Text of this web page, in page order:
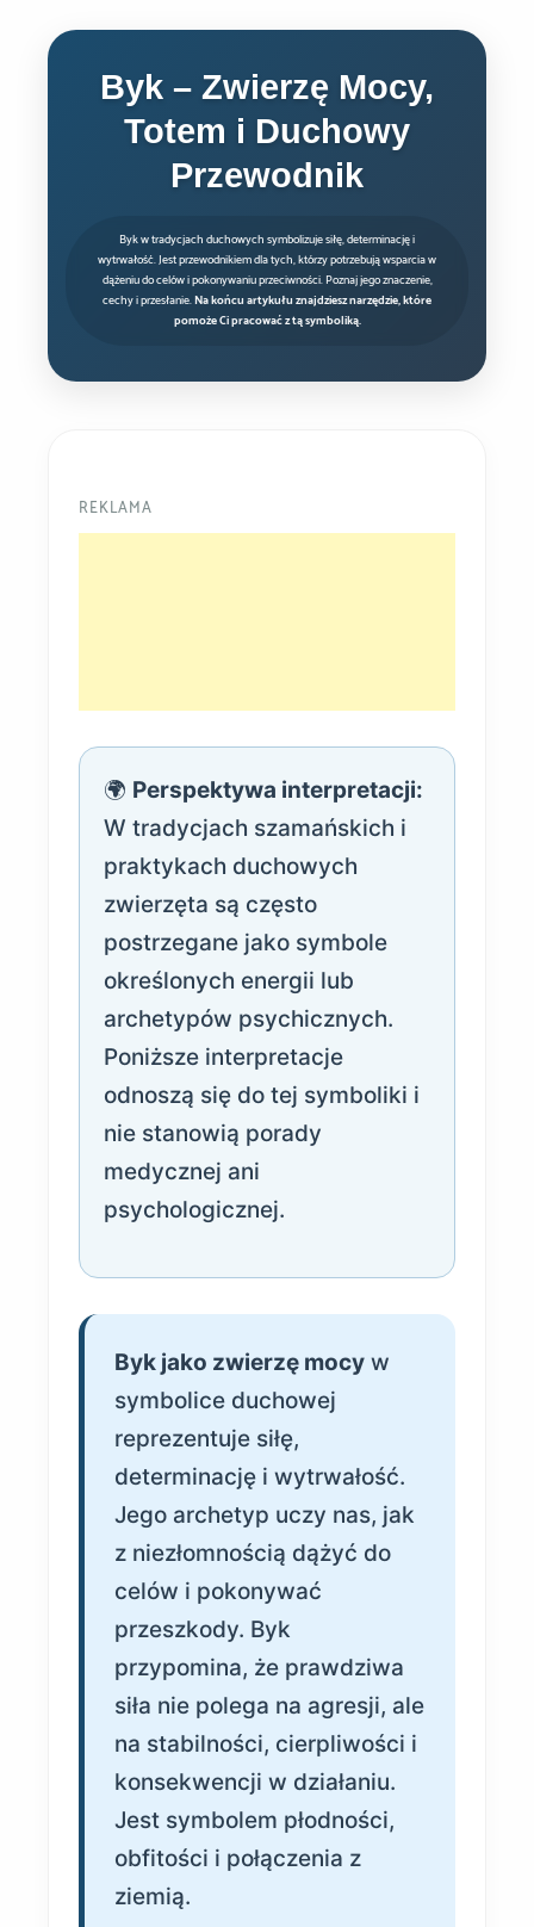
Byk – Zwierzę Mocy,
Totem i Duchowy
Przewodnik
Byk w tradycjach duchowych symbolizuje siłę, determinację i
wytrwałość. Jest przewodnikiem dla tych, którzy potrzebują wsparcia w
dążeniu do celów i pokonywaniu przeciwności. Poznaj jego znaczenie,
cechy i przesłanie.Na końcu artykułu znajdziesz narzędzie, które
pomoże Ci pracować z tą symboliką.
REKLAMA
🌍 Perspektywa interpretacji:
W tradycjach szamańskich i
praktykach duchowych
zwierzęta są często
postrzegane jako symbole
określonych energii lub
archetypów psychicznych.
Poniższe interpretacje
odnoszą się do tej symboliki i
nie stanowią porady
medycznej ani
psychologicznej.
Byk jako zwierzę mocy w
symbolice duchowej
reprezentuje siłę,
determinację i wytrwałość.
Jego archetyp uczy nas, jak
z niezłomnością dążyć do
celów i pokonywać
przeszkody. Byk
przypomina, że prawdziwa
siła nie polega na agresji, ale
na stabilności, cierpliwości i
konsekwencji w działaniu.
Jest symbolem płodności,
obfitości i połączenia z
ziemią.